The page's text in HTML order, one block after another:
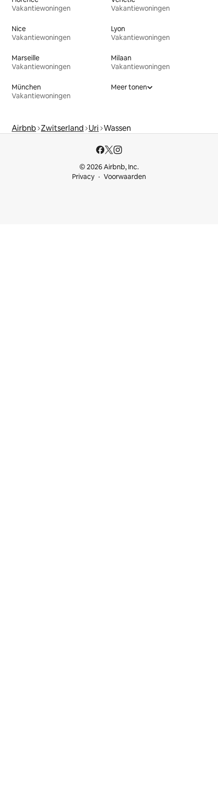
Vakantiewoningen
Vakantiewoningen
Nice
Vakantiewoningen
Lyon
Vakantiewoningen
Marseille
Vakantiewoningen
Milaan
Vakantiewoningen
München
Vakantiewoningen
Meer tonen
Airbnb Zwitserland Uri Wassen
© 2026 Airbnb, Inc.
Privacy
Voorwaarden